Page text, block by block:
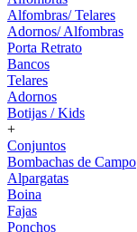
Alfombras/ Telares
Adornos/ Alfombras
Porta Retrato
Bancos
Telares
Adornos
Botijas / Kids
+
Conjuntos
Bombachas de Campo
Alpargatas
Boina
Fajas
Ponchos